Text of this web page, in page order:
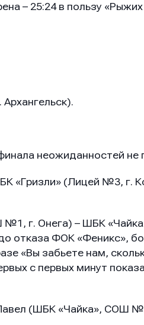
– 25:24 в пользу «Рыжих
неожиданностей не
«Гризли» (Лицей №3, г.
г. Онега) – ШБК
отказа ФОК «Феникс»,
«Вы забьете нам,
с первых минут
(ШБК «Чайка», СОШ
с
с
с